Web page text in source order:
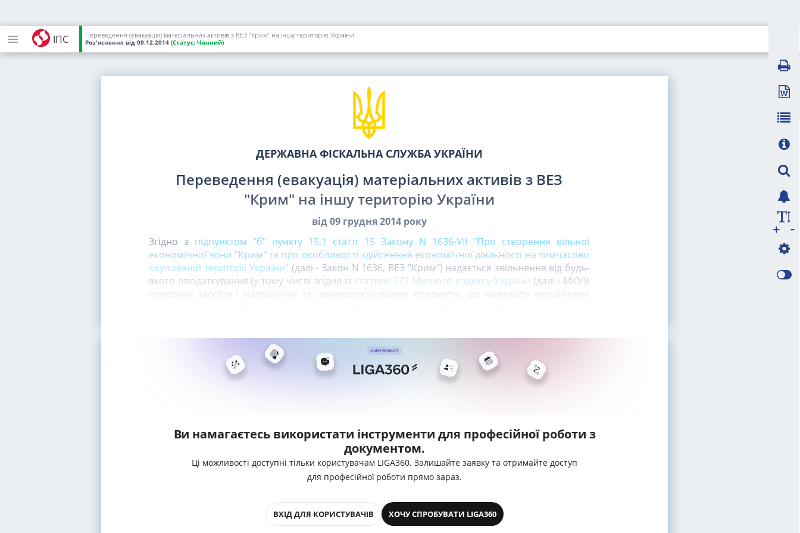
ІПС Переведення (евакуація) матеріальних активів з ВЕЗ "Крим" на іншу територію України
Роз'яснення від 09.12.2014 (Статус: Чинний)
ДЕРЖАВНА ФІСКАЛЬНА СЛУЖБА УКРАЇНИ
Переведення (евакуація) матеріальних активів з ВЕЗ
"Крим" на іншу територію України
від 09 грудня 2014 року
Згідно з підпунктом "б" пункту 15.1 статті 15 Закону N 1636-VII "Про створення вільної
економічної зони "Крим" та про особливості здійснення економічної діяльності на тимчасово
окупованій території України" (далі - Закон N 1636, ВЕЗ "Крим") надається звільнення від будь-
якого оподаткування (у тому числі згідно із статтею 271 Митного кодексу України (далі - МКУ))
основних засобів і малоцінних та швидкозношуваних предметів, що належать юридичним
Ви намагаєтесь використати інструменти для професійної роботи з
документом.
Ці можливості доступні тільки користувачам LIGA360. Залишайте заявку та отримайте доступ
для професійної роботи прямо зараз.
ВХІД ДЛЯ КОРИСТУВАЧІВ ХОЧУ СПРОБУВАТИ LIGA360
-
+